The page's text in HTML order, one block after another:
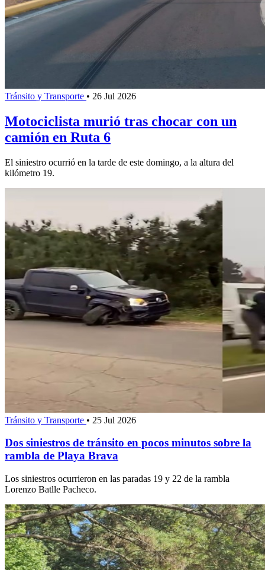
Tránsito y Transporte • 26 Jul 2026
Motociclista murió tras chocar con un
camión en Ruta 6
El siniestro ocurrió en la tarde de este domingo, a la altura del
kilómetro 19.
Tránsito y Transporte • 25 Jul 2026
Dos siniestros de tránsito en pocos minutos sobre la
rambla de Playa Brava
Los siniestros ocurrieron en las paradas 19 y 22 de la rambla
Lorenzo Batlle Pacheco.